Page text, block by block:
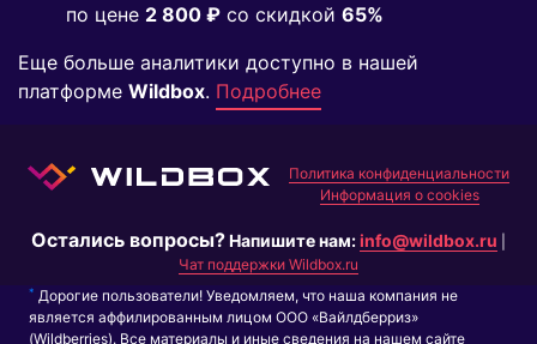
по цене 2 800 ₽ co скидкой 65%
Еще больше аналитики доступно в нашей
платформе Wildbox. Подробнее
Политика конфиденциальности
Информация о cookies
Остались вопросы?Напишите нам:info@wildbox.ru
Чат поддержки Wildbox.ru
* Дорогие пользователи! Уведомляем, что наша компания не
является аффилированным лицом ООО «Вайлдберриз»
(Wildberries). Все материалы и иные сведения на нашем сайте